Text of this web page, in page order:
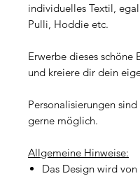
individuelles Textil,
Pulli, Hoddie etc.
Erwerbe dieses schöne
und kreiere dir dein
Personalisierungen
gerne möglich.
Allgemeine Hinweise:
Das Design wird von